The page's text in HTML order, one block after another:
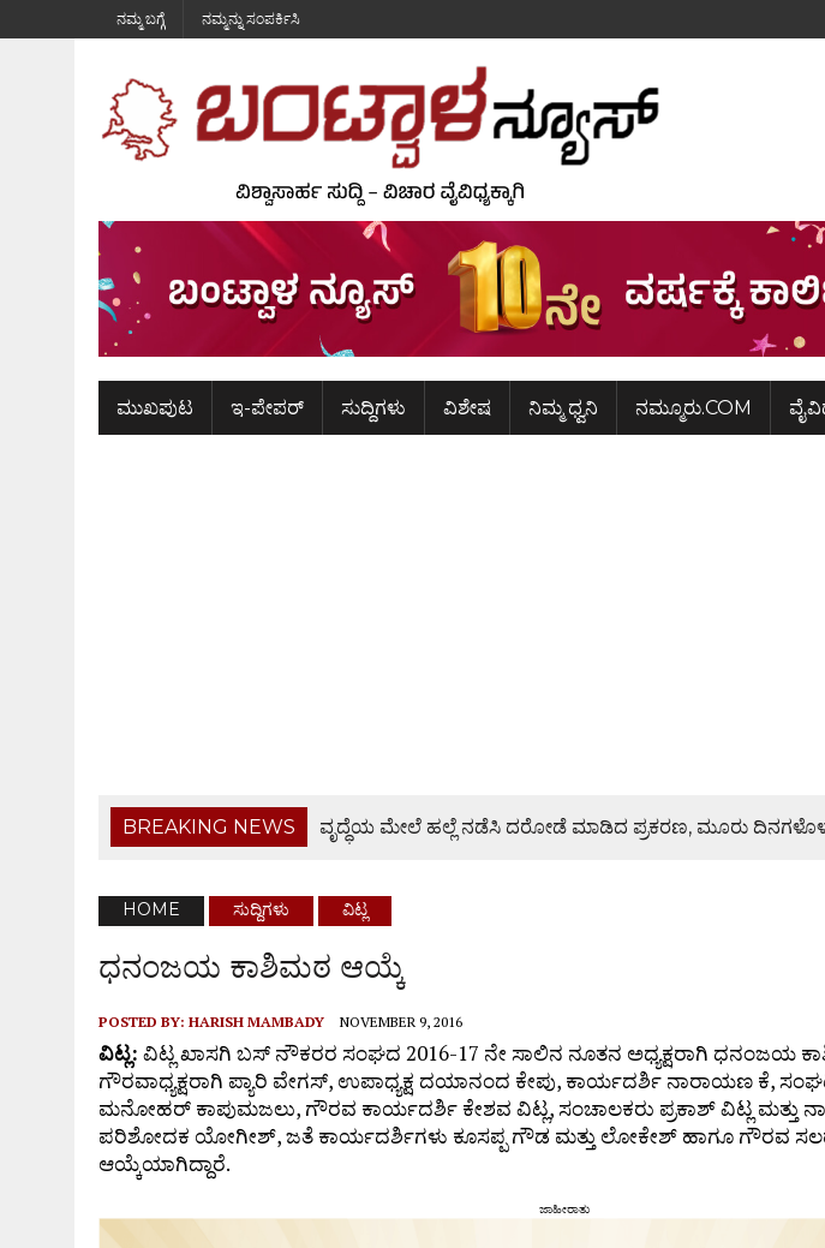
ನಮ್ಮ ಬಗ್ಗೆ ನಮ್ಮನ್ನು ಸಂಪರ್ಕಿಸಿ
ಮುಖಪುಟ ಇ-ಪೇಪರ್ ಸುದ್ದಿಗಳು ವಿಶೇಷ ನಿಮ್ಮ ಧ್ವನಿ ನಮ್ಮೂರು.COM
BREAKING NEWS
ವೃದ್ಧೆಯ ಮೇಲೆ ಹಲ್ಲೆ ನಡೆಸಿ ದರೋಡೆ ಮಾಡಿದ ಪ್ರಕರಣ, ಮೂರು
BANTWAL: ಬಂಟ್ವಾಳದಲ್ಲಿ ಸಿಪಿಐ CPI ಪಾದಯಾತ್ರೆ
ರಾಯಿ ದುರಂತ: ಮೃತ ಜೀವನ್ ಪಿಂಟೋ ಕುಟುಂಬಕ್ಕೆ ಶಾಸಕ ರಾಜೇಶ್ ನಾಯ್ಕ್ ಸಾಂತ್ವನ
ಆಗಸ್ಟ್ 9ರಂದು ಹಿಂಜಾವೇ ವಿಟ್ಲ ತಾಲೂಕು ಆಶ್ರಯದಲ್ಲಿ ವಾಹನ ಜಾಥಾ, ಕಲ್ಲಡ್ಕದಲ್ಲಿ ಸಭೆ – DETAILS
HOME ಸುದ್ದಿಗಳು ವಿಟ್ಲ
ಧನಂಜಯ ಕಾಶಿಮಠ ಆಯ್ಕೆ
POSTED BY: HARISH MAMBADY NOVEMBER 9, 2016
ವಿಟ್ಲ: ವಿಟ್ಲ ಖಾಸಗಿ ಬಸ್ ನೌಕರರ ಸಂಘದ 2016-17 ನೇ ಸಾಲಿನ ನೂತನ ಅಧ್ಯಕ್ಷರಾಗಿ ಧನಂಜಯ
ಗೌರವಾಧ್ಯಕ್ಷರಾಗಿ ಪ್ಯಾರಿ ವೇಗಸ್, ಉಪಾಧ್ಯಕ್ಷ ದಯಾನಂದ ಕೇಪು, ಕಾರ್ಯದರ್ಶಿ ನಾರಾಯಣ ಕೆ,
ಮನೋಹರ್ ಕಾಪುಮಜಲು, ಗೌರವ ಕಾರ್ಯದರ್ಶಿ ಕೇಶವ ವಿಟ್ಲ, ಸಂಚಾಲಕರು ಪ್ರಕಾಶ್ ವಿಟ್ಲ ಮತ್ತು
ಪರಿಶೋದಕ ಯೋಗೀಶ್, ಜತೆ ಕಾರ್ಯದರ್ಶಿಗಳು ಕೂಸಪ್ಪ ಗೌಡ ಮತ್ತು ಲೋಕೇಶ್ ಹಾಗೂ ಗೌರವ
ಆಯ್ಕೆಯಾಗಿದ್ದಾರೆ.
ಜಾಹೀರಾತು